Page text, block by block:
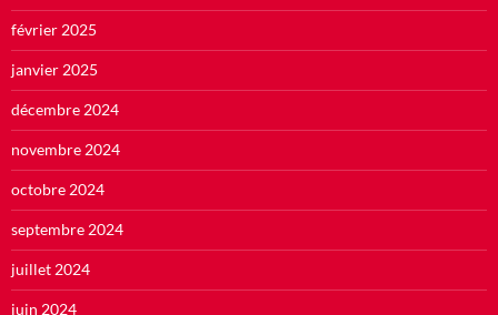
février 2025
janvier 2025
décembre 2024
novembre 2024
octobre 2024
septembre 2024
juillet 2024
juin 2024